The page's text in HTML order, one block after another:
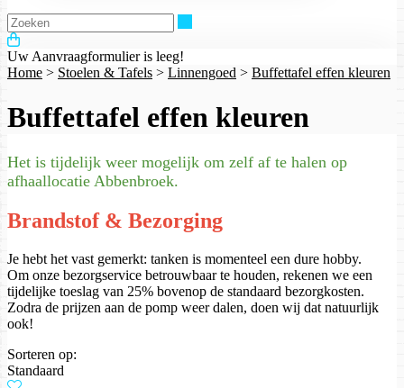
Uw Aanvraagformulier is leeg!
Home > Stoelen & Tafels > Linnengoed > Buffettafel effen kleuren
Buffettafel effen kleuren
Het is tijdelijk weer mogelijk om zelf af te halen op
afhaallocatie Abbenbroek.
Brandstof & Bezorging
Je hebt het vast gemerkt: tanken is momenteel een dure hobby.
Om onze bezorgservice betrouwbaar te houden, rekenen we een
tijdelijke toeslag van 25% bovenop de standaard bezorgkosten.
Zodra de prijzen aan de pomp weer dalen, doen wij dat natuurlijk
ook!
Sorteren op:
Standaard